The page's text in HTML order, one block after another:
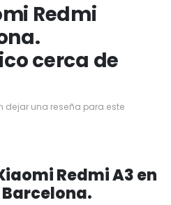
Redmi
cerca de
dejar una reseña para este
Redmi A3 en